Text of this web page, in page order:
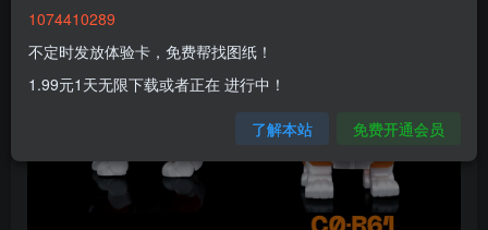
1074410289
不定时发放体验卡，免费帮找图纸！
1.99元1天无限下载或者正在 进行中！
了解本站 免费开通会员